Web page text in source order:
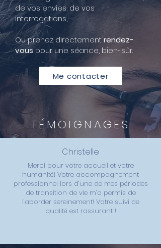
de vos envies, de vos
interrogations,...
Ou prenez directementrendez-
vouspour une séance, bien-sûr.
Me contacter
TÉMOIGNAGES
Christelle
Merci pour votre accueil et votre
humanité! Votre accompagnement
professionnel lors d’une de mes périodes
de transition de vie m’a permis de
l’aborder sereinement! Votre suivi de
qualité est rassurant !